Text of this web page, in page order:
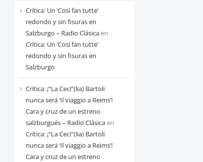
cada
mes
Crítica: Un ‘Così fan tutte’
redondo y sin fisuras en
Salzburgo – Radio Clásicaen
Crítica: Un ‘Così fan tutte’
redondo y sin fisuras en
Salzburgo
Crítica: ¡“La Ceci”(lia) Bartoli
nunca será ‘Il viaggio a Reims’!
Cara y cruz de un estreno
salzburgués – Radio Clásicaen
Crítica: ¡“La Ceci”(lia) Bartoli
nunca será ‘Il viaggio a Reims’!
Cara y cruz de un estreno